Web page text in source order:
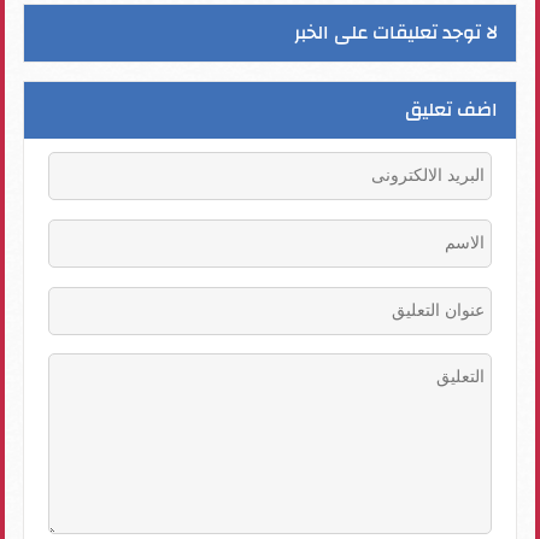
لا توجد تعليقات على الخبر
اضف تعليق